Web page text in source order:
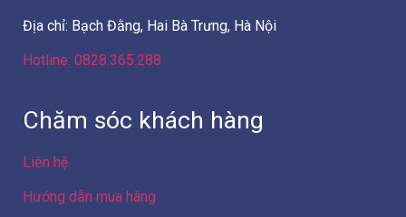
Địa chỉ: Bạch Đằng, Hai Bà Trưng, Hà Nội
Hotline: 0828.365.288
Chăm sóc khách hàng
Liên hệ
Hướng dẫn mua hàng